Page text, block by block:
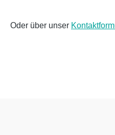
Oder über unser